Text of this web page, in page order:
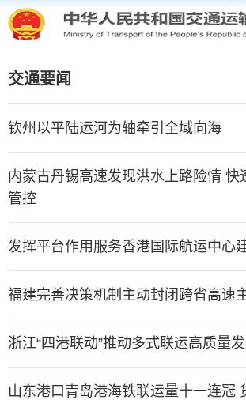
交通要闻
钦州以平陆运河为轴牵引全域向海
内蒙古丹锡高速发现洪水上路险情 快
管控
发挥平台作用服务香港国际航运中心
福建完善决策机制主动封闭跨省高速
浙江“四港联动”推动多式联运高质量
山东港口青岛港海铁联运量十一连冠